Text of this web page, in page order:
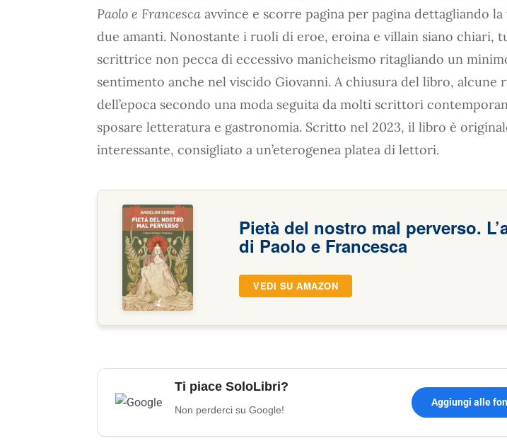
Paolo e Francesca avvince e scorre pagina per pagina dettagliando
due amanti. Nonostante i ruoli di eroe, eroina e villain siano chiari,
scrittrice non pecca di eccessivo manicheismo ritagliando un
sentimento anche nel viscido Giovanni. A chiusura del libro,
dell’epoca secondo una moda seguita da molti scrittori
sposare letteratura e gastronomia. Scritto nel 2023, il libro è
interessante, consigliato a un’eterogenea platea di lettori.
Pietà del nostro mal perverso.
di Paolo e Francesca
VEDI SU AMAZON
Ti piace SoloLibri?
Non perderci su Google!
Aggiungi alle